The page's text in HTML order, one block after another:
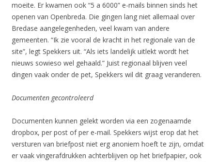
moeite. Er kwamen ook “5 a 6000” e-mails binnen sinds het
openen van Openbreda. Die gingen lang niet allemaal over
Bredase aangelegenheden, veel kwam van andere
gemeenten. “Ik zie vooral de kracht in het regionale van de
site”, legt Spekkers uit. “Als iets landelijk uitlekt wordt het
nieuws sowieso wel gehaald.” Juist regionaal blijven veel
dingen vaak onder de pet, Spekkers wil dit graag veranderen.
Documenten gecontroleerd
Documenten kunnen gelekt worden via een zogenaamde
dropbox, per post of per e-mail. Spekkers wijst erop dat het
versturen van briefpost niet erg anoniem hoeft te zijn, omdat
er vaak vingerafdrukken achterblijven op het briefpapier, ook